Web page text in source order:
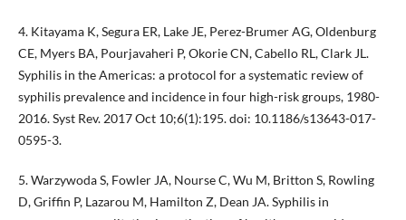
4. Kitayama K, Segura ER, Lake JE, Perez-Brumer AG, Oldenburg
CE, Myers BA, Pourjavaheri P, Okorie CN, Cabello RL, Clark JL.
Syphilis in the Americas: a protocol for a systematic review of
syphilis prevalence and incidence in four high-risk groups, 1980-
2016. Syst Rev. 2017 Oct 10;6(1):195. doi: 10.1186/s13643-017-
0595-3.
5. Warzywoda S, Fowler JA, Nourse C, Wu M, Britton S, Rowling
D, Griffin P, Lazarou M, Hamilton Z, Dean JA. Syphilis in